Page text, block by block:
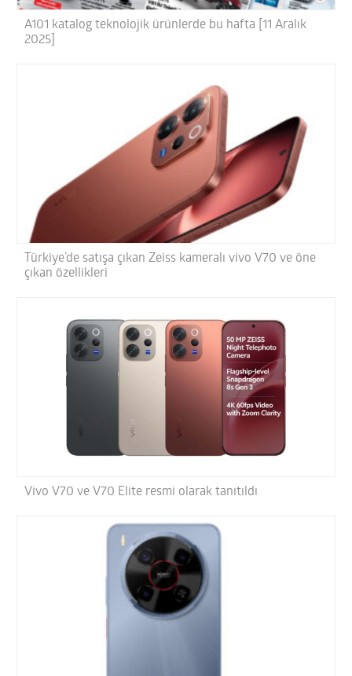
A101 katalog teknolojik ürünlerde bu hafta [11 Aralık
2025]
Türkiye’de satışa çıkan Zeiss kameralı vivo V70 ve öne
çıkan özellikleri
Vivo V70 ve V70 Elite resmi olarak tanıtıldı